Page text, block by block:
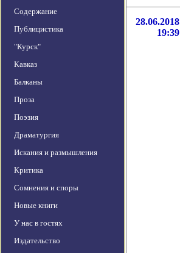
Содержание
Публицистика
"Курск"
Кавказ
Балканы
Проза
Поэзия
Драматургия
Искания и размышления
Критика
Сомнения и споры
Новые книги
У нас в гостях
Издательство
28.06.2018
19:39